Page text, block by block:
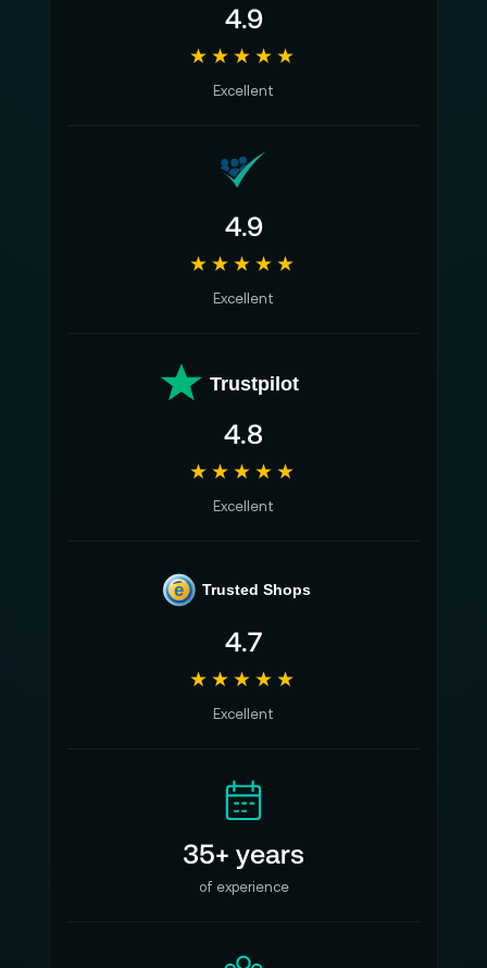
4.9
★★★★★
Excellent
4.9
★★★★★
Excellent
Trustpilot
4.8
★★★★★
Excellent
e Trusted Shops
4.7
★★★★★
Excellent
35+ years
of experience